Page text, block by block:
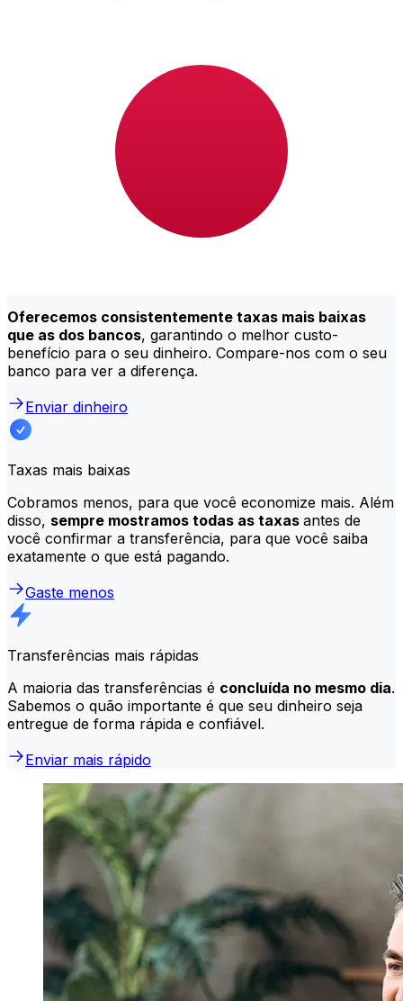
fatores como o valor da transferência. Normalmente,
transferências de valores mais altos vêm com taxas
menores e melhores taxas de câmbio. Verifique a tabela
de comparação para comparar as taxas Bank of Baroda
Por que transferir com a Xe em vez
de bancos tradicionais?
Oferecemos consistentemente taxas mais baixas
que as dos bancos, garantindo o melhor custo-
benefício para o seu dinheiro. Compare-nos com o seu
banco para ver a diferença.
Enviar dinheiro
Taxas mais baixas
Cobramos menos, para que você economize mais. Além
disso, sempre mostramos todas as taxas antes de
você confirmar a transferência, para que você saiba
exatamente o que está pagando.
Gaste menos
Transferências mais rápidas
A maioria das transferências é concluída no mesmo dia.
Sabemos o quão importante é que seu dinheiro seja
entregue de forma rápida e confiável.
Enviar mais rápido